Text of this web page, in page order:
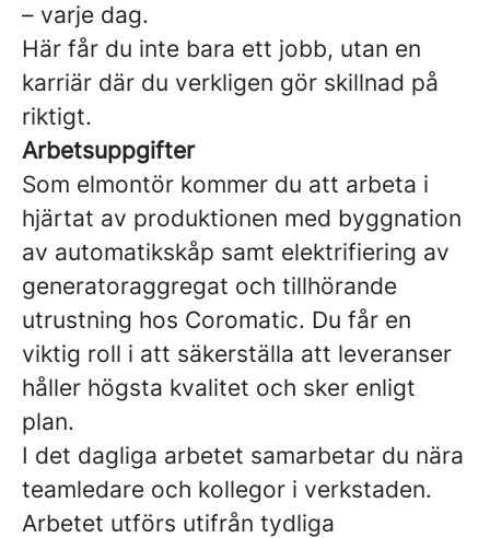
– varje dag.
Här får du inte bara ett jobb, utan en
karriär där du verkligen gör skillnad på
riktigt.
Arbetsuppgifter
Som elmontör kommer du att arbeta i
hjärtat av produktionen med byggnation
av automatikskåp samt elektrifiering av
generatoraggregat och tillhörande
utrustning hos Coromatic. Du får en
viktig roll i att säkerställa att leveranser
håller högsta kvalitet och sker enligt
plan.
I det dagliga arbetet samarbetar du nära
teamledare och kollegor i verkstaden.
Arbetet utförs utifrån tydliga